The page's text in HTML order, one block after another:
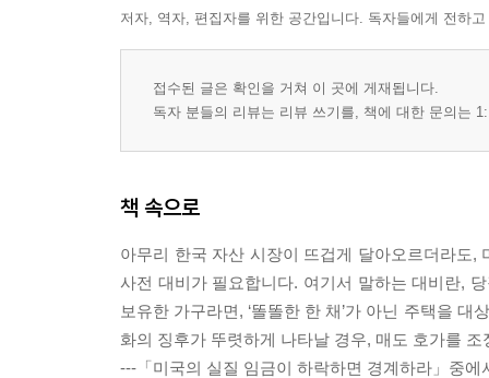
저자, 역자, 편집자를 위한 공간입니다. 독자들에게 전하
접수된 글은 확인을 거쳐 이 곳에 게재됩니다.
독자 분들의 리뷰는 리뷰 쓰기를, 책에 대한 문의는
책 속으로
아무리 한국 자산 시장이 뜨겁게 달아오르더라도
사전 대비가 필요합니다. 여기서 말하는 대비란,
보유한 가구라면, ‘똘똘한 한 채’가 아닌 주택을
화의 징후가 뚜렷하게 나타날 경우, 매도 호가를
---「미국의 실질 임금이 하락하면 경계하라」중에